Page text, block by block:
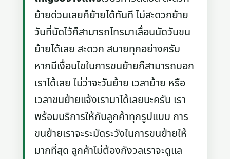
ย้ายด่วนเลยก็ย้ายได้ทันที ไม่สะดวกย้าย
วันที่นัดไว้ก็สามารถโทรมาเลื่อนนัดวันขน
ย้ายได้เลย สะดวก สบายทุกอย่างครับ
หากมีเงื่อนไขในการขนย้ายก็สามารถบอก
เราได้เลย ไม่ว่าจะวันย้าย เวลาย้าย หรือ
เวลาขนย้ายแจ้งเรามาได้เลยนะครับ เรา
พร้อมบริการให้กับลูกค้าทุกรูปแบบ การ
ขนย้ายเราจะระมัดระวังในการขนย้ายให้
มากที่สุด ลูกค้าไม่ต้องกังวลเราจะดูแล